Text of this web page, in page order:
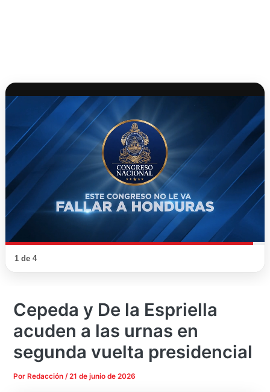
1 de 4
Cepeda y De la Espriella
acuden a las urnas en
segunda vuelta presidencial
Por Redacción/21 de junio de 2026